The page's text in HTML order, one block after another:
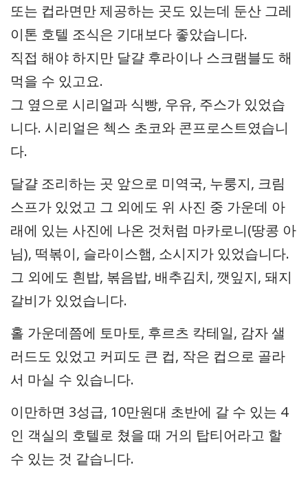
또는 컵라면만 제공하는 곳도 있는데 둔산 그레
이톤 호텔 조식은 기대보다 좋았습니다.
직접 해야 하지만 달걀 후라이나 스크램블도 해
먹을 수 있고요.
그 옆으로 시리얼과 식빵, 우유, 주스가 있었습
니다. 시리얼은 첵스 초코와 콘프로스트였습니
다.
달걀 조리하는 곳 앞으로 미역국, 누룽지, 크림
스프가 있었고 그 외에도 위 사진 중 가운데 아
래에 있는 사진에 나온 것처럼 마카로니(땅콩 아
님), 떡볶이, 슬라이스햄, 소시지가 있었습니다.
그 외에도 흰밥, 볶음밥, 배추김치, 깻잎지, 돼지
갈비가 있었습니다.
홀 가운데쯤에 토마토, 후르츠 칵테일, 감자 샐
러드도 있었고 커피도 큰 컵, 작은 컵으로 골라
서 마실 수 있습니다.
이만하면 3성급, 10만원대 초반에 갈 수 있는 4
인 객실의 호텔로 쳤을 때 거의 탑티어라고 할
수 있는 것 같습니다.